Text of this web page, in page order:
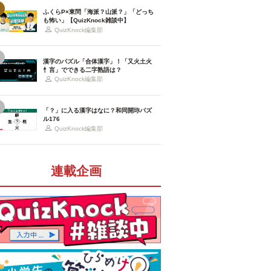
ふくらP×東問「海派？山派？」「どっち
も怖い」【QuizKnock雑談中】
QuizKnock編集部
漢字のパズル「合体漢字」！「又火土火
忄言」でできる二字熟語は？
QuizKnock編集部
「？」に入る漢字はなに？和同開珎パズ
ル176
QuizKnock編集部
連載企画